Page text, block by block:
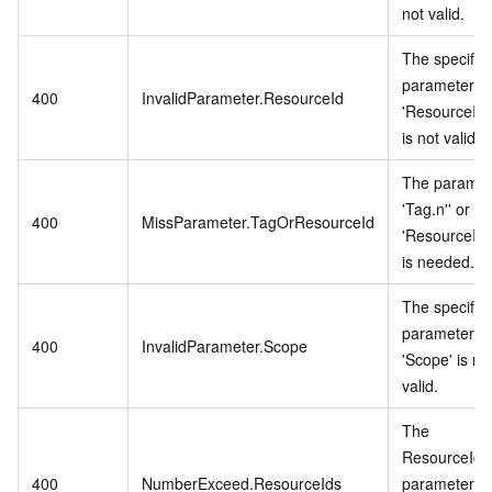
not valid.
400 InvalidParameter.ResourceId
The
parameter
is not valid.
400 MissParameter.TagOrResourceId
The
'Tag.n'' or
is needed.
400 InvalidParameter.Scope
The
parameter
'Scope' is
valid.
400 NumberExceed.ResourceIds
The
ResourceIds
parameter's